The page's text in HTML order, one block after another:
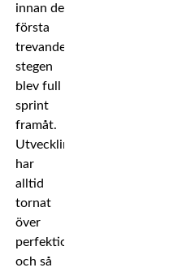
innan de
första
trevande
stegen
blev full
sprint
framåt.
Utveckling
har
alltid
tornat
över
perfektion,
och så